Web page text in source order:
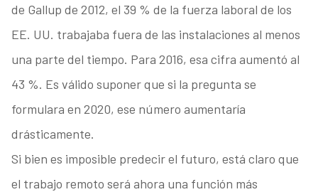
de Gallup de 2012, el 39 % de la fuerza laboral de los
EE. UU. trabajaba fuera de las instalaciones al menos
una parte del tiempo. Para 2016, esa cifra aumentó al
43 %. Es válido suponer que si la pregunta se
formulara en 2020, ese número aumentaría
drásticamente.
Si bien es imposible predecir el futuro, está claro que
el trabajo remoto será ahora una función más